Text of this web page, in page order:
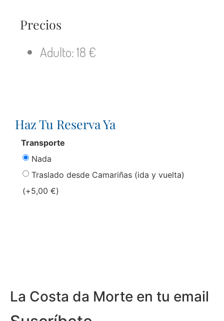
Precios
Adulto: 18 €
Haz Tu Reserva Ya
Transporte
Nada
Traslado desde Camariñas (ida y vuelta)
(+5,00 €)
La Costa da Morte en tu email